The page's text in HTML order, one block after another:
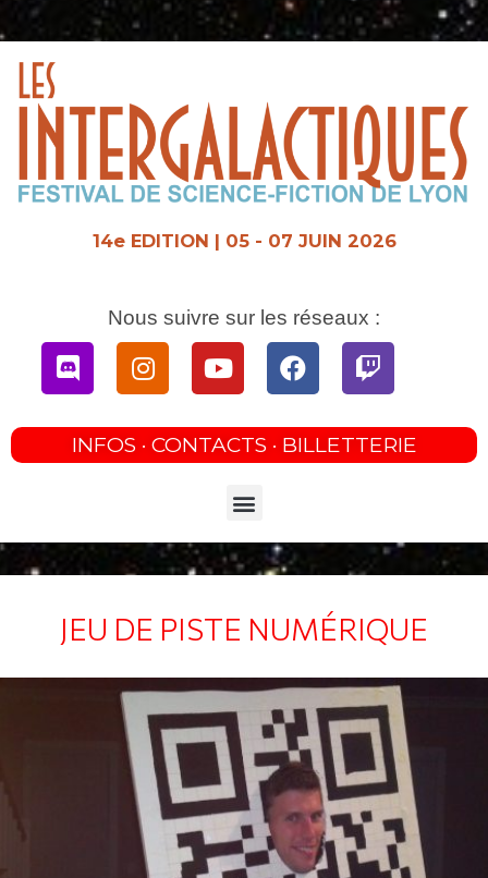
au
14e EDITION | 05 - 07 JUIN 2026
Nous suivre sur les réseaux :
DiscordInstagramYoutubeFacebookTwitch
INFOS · CONTACTS · BILLETTERIE
Menu
JEU DE PISTE NUMÉRIQUE